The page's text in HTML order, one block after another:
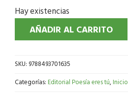
Hay existencias
AÑADIR AL CARRITO
SKU: 9788493701635
Categorías:Editorial Poesía eres tú,Inicio